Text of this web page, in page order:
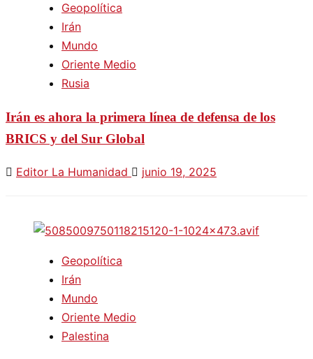
Geopolítica
Irán
Mundo
Oriente Medio
Rusia
Irán es ahora la primera línea de defensa de los
BRICS y del Sur Global
Editor La Humanidad junio 19, 2025
Geopolítica
Irán
Mundo
Oriente Medio
Palestina